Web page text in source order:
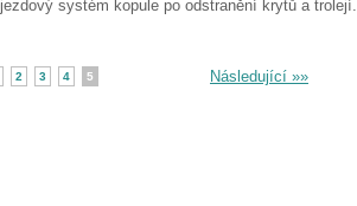
systém kopule po odstranění krytů a trolejí.
2 3 4 5 Následující »»